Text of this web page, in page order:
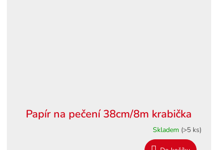
Papír na pečení 38cm/8m krabička
Skladem (>5 ks)